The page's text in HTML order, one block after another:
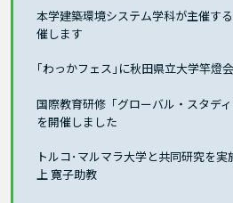
本学建築環境システム学科が主催す
催します
｢わっかフェス｣に秋田県立大学竿燈
国際教育研修「グローバル・スタディ
を開催しました
トルコ･マルマラ大学と共同研究を実
上 寛子助教